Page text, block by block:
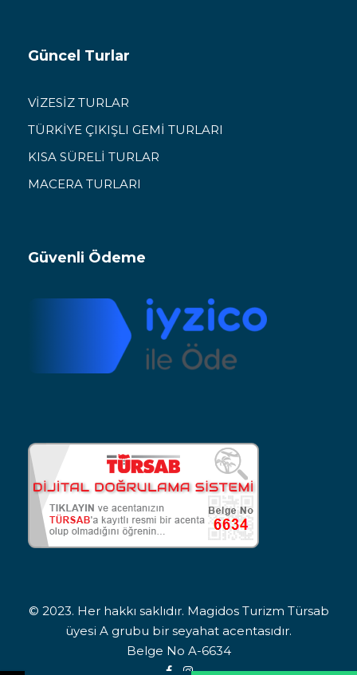
Güncel Turlar
VİZESİZ TURLAR
TÜRKİYE ÇIKIŞLI GEMİ TURLARI
KISA SÜRELİ TURLAR
MACERA TURLARI
Güvenli Ödeme
© 2023. Her hakkı saklıdır. Magidos Turizm Türsab
üyesi A grubu bir seyahat acentasıdır.
Belge No A-6634